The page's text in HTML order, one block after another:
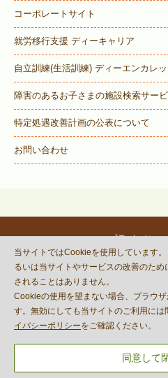
コーポレートサイト
就労移行支援 ディーキャリア
自立訓練(生活訓練) ディーエンカレ
障害のあるお子さまの施設検索サー
特定処遇改善計画の公表について
お問い合わせ
プライバシ
© DECOBOCO
and Terms of
当サイトではCookieを使用しています
るいは当サイトやサービスの改善のた
されることはありません。
Cookieの使用を望まない場合、ブラウ
す。無効にしても当サイトのご利用に
イバシーポリシーをご確認ください。
同意して